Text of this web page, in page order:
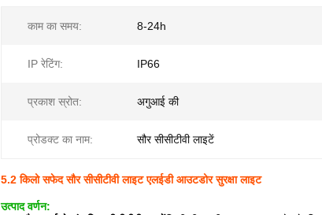
काम का समय: 8-24h
IP रेटिंग: IP66
प्रकाश स्रोत: अगुआई की
प्रोडक्ट का नाम: सौर सीसीटीवी लाइटें
5.2 किलो सफेद सौर सीसीटीवी लाइट एलईडी आउटडोर सुरक्षा लाइट
उत्पाद वर्णन: